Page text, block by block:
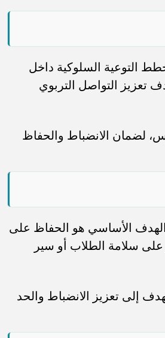
التوعية السلوكية داخل
تعزيز التواصل التربوي
لضمان الانضباط والحفاظ
الهدف الأساسي هو الحفاظ على
سلامة الطلاب أو سير
إلى تعزيز الانضباط والحد